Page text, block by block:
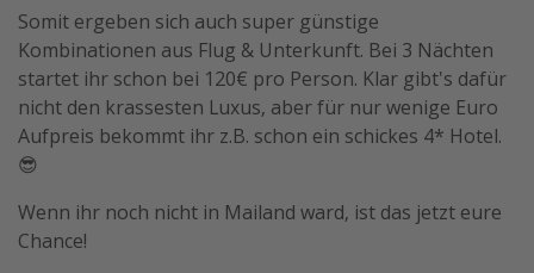
Bahnreisen in der Schweiz
Reisepassfreie Reiseziele
Travel Know How
Silvesterreisen
Last Minute Urlaub Mallorca
Last Minute Urlaub Deutschland
Somit ergeben sich auch super günstige
Kombinationen aus Flug & Unterkunft. Bei 3 Nächten
startet ihr schon bei 120€ pro Person. Klar gibt's dafür
nicht den krassesten Luxus, aber für nur wenige Euro
Aufpreis bekommt ihr z.B. schon ein schickes 4* Hotel.
😎
Wenn ihr noch nicht in Mailand ward, ist das jetzt eure
Chance!